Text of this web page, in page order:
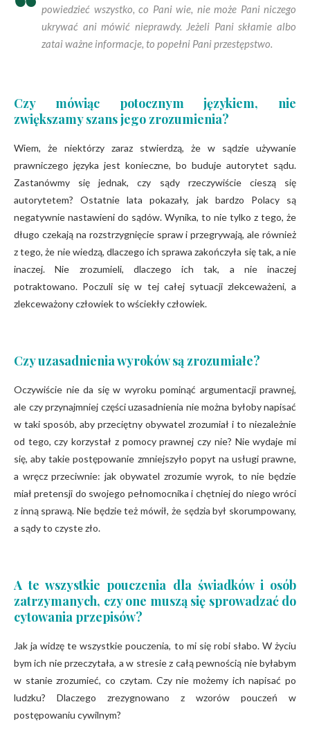
powiedzieć wszystko, co Pani wie, nie może Pani niczego
ukrywać ani mówić nieprawdy. Jeżeli Pani skłamie albo
zatai ważne informacje, to popełni Pani przestępstwo.
Czy mówiąc potocznym językiem, nie
zwiększamy szans jego zrozumienia?
Wiem, że niektórzy zaraz stwierdzą, że w sądzie używanie
prawniczego języka jest konieczne, bo buduje autorytet sądu.
Zastanówmy się jednak, czy sądy rzeczywiście cieszą się
autorytetem? Ostatnie lata pokazały, jak bardzo Polacy są
negatywnie nastawieni do sądów. Wynika, to nie tylko z tego, że
długo czekają na rozstrzygnięcie spraw i przegrywają, ale również
z tego, że nie wiedzą, dlaczego ich sprawa zakończyła się tak, a nie
inaczej. Nie zrozumieli, dlaczego ich tak, a nie inaczej
potraktowano. Poczuli się w tej całej sytuacji zlekceważeni, a
zlekceważony człowiek to wściekły człowiek.
Czy uzasadnienia wyroków są zrozumiałe?
Oczywiście nie da się w wyroku pominąć argumentacji prawnej,
ale czy przynajmniej części uzasadnienia nie można byłoby napisać
w taki sposób, aby przeciętny obywatel zrozumiał i to niezależnie
od tego, czy korzystał z pomocy prawnej czy nie? Nie wydaje mi
się, aby takie postępowanie zmniejszyło popyt na usługi prawne,
a wręcz przeciwnie: jak obywatel zrozumie wyrok, to nie będzie
miał pretensji do swojego pełnomocnika i chętniej do niego wróci
z inną sprawą. Nie będzie też mówił, że sędzia był skorumpowany,
a sądy to czyste zło.
A te wszystkie pouczenia dla świadków i osób
zatrzymanych, czy one muszą się sprowadzać do
cytowania przepisów?
Jak ja widzę te wszystkie pouczenia, to mi się robi słabo. W życiu
bym ich nie przeczytała, a w stresie z całą pewnością nie byłabym
w stanie zrozumieć, co czytam. Czy nie możemy ich napisać po
ludzku? Dlaczego zrezygnowano z wzorów pouczeń w
postępowaniu cywilnym?